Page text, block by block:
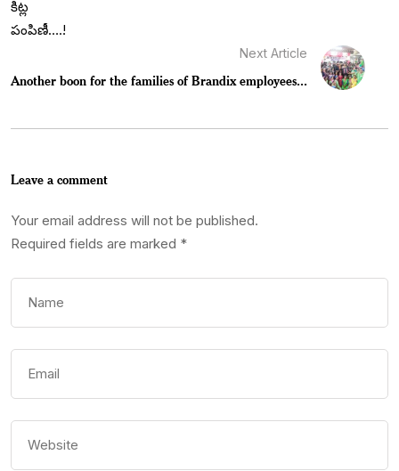
Next Article
Another boon for the families of Brandix employees...
Leave a comment
Your email address will not be published.
Required fields are marked *